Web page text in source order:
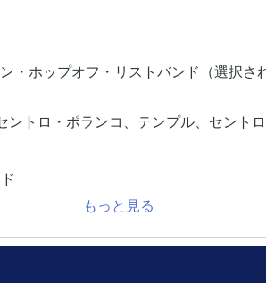
・ホップオフ・リストバンド（選択さ
トロ・ポランコ、テンプル、セント
もっと見る